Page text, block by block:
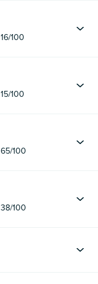
16/100
15/100
65/100
38/100